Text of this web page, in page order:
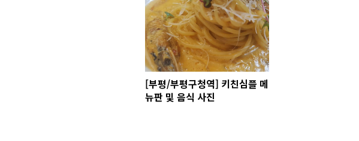
[부평/부평구청역] 키친심플 메
뉴판 및 음식 사진